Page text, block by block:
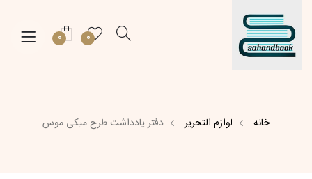
0
0
خانه لوازم التحریر دفتر یادداشت طرح میکی موس